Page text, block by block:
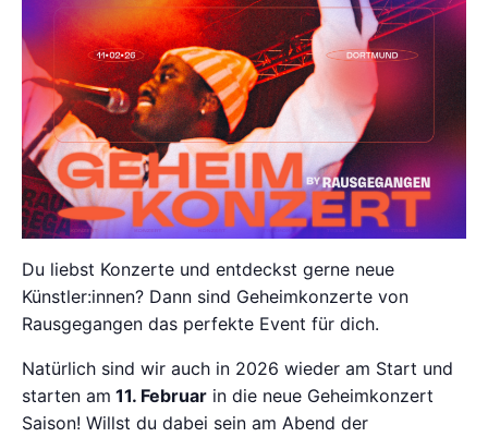
Du liebst Konzerte und entdeckst gerne neue
Künstler:innen? Dann sind Geheimkonzerte von
Rausgegangen das perfekte Event für dich.
Natürlich sind wir auch in 2026 wieder am Start und
starten am 11. Februar in die neue Geheimkonzert
Saison! Willst du dabei sein am Abend der